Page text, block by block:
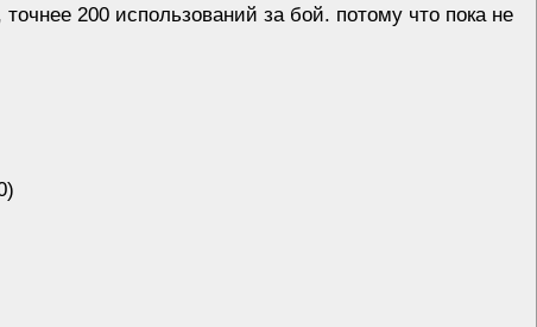
200 использований за бой. потому что пока не